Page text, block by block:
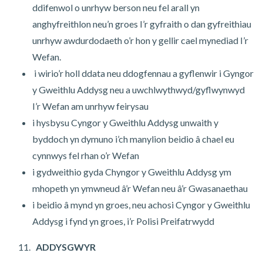
ddifenwol o unrhyw berson neu fel arall yn
anghyfreithlon neu’n groes I’r gyfraith o dan gyfreithiau
unrhyw awdurdodaeth o’r hon y gellir cael mynediad I’r
Wefan.
i wirio’r holl ddata neu ddogfennau a gyflenwir i Gyngor
y Gweithlu Addysg neu a uwchlwythwyd/gyflwynwyd
I’r Wefan am unrhyw feirysau
i hysbysu Cyngor y Gweithlu Addysg unwaith y
byddoch yn dymuno i’ch manylion beidio â chael eu
cynnwys fel rhan o’r Wefan
i gydweithio gyda Chyngor y Gweithlu Addysg ym
mhopeth yn ymwneud â’r Wefan neu â’r Gwasanaethau
i beidio â mynd yn groes, neu achosi Cyngor y Gweithlu
Addysg i fynd yn groes, i’r Polisi Preifatrwydd
ADDYSGWYR